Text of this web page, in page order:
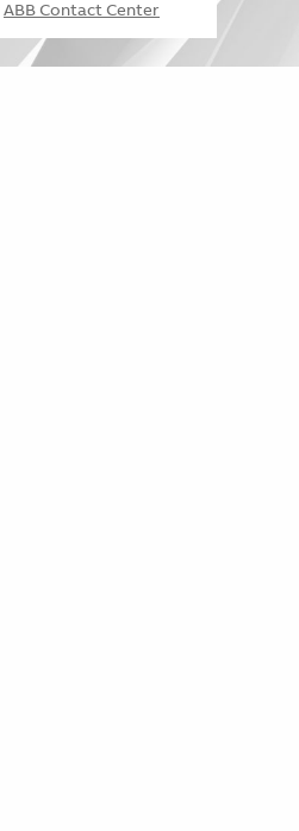
ABB Contact Center